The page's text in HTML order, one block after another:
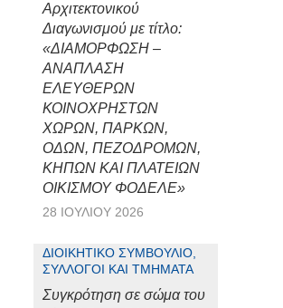
Αρχιτεκτονικού
Διαγωνισμού με τίτλο:
«ΔΙΑΜΟΡΦΩΣΗ –
ΑΝΑΠΛΑΣΗ
ΕΛΕΥΘΕΡΩΝ
ΚΟΙΝΟΧΡΗΣΤΩΝ
ΧΩΡΩΝ, ΠΑΡΚΩΝ,
ΟΔΩΝ, ΠΕΖΟΔΡΟΜΩΝ,
ΚΗΠΩΝ ΚΑΙ ΠΛΑΤΕΙΩΝ
ΟΙΚΙΣΜΟΥ ΦΟΔΕΛΕ»
28 ΙΟΥΛΊΟΥ 2026
ΔΙΟΙΚΗΤΙΚΌ ΣΥΜΒΟΎΛΙΟ,
ΣΎΛΛΟΓΟΙ ΚΑΙ ΤΜΉΜΑΤΑ
Συγκρότηση σε σώμα του